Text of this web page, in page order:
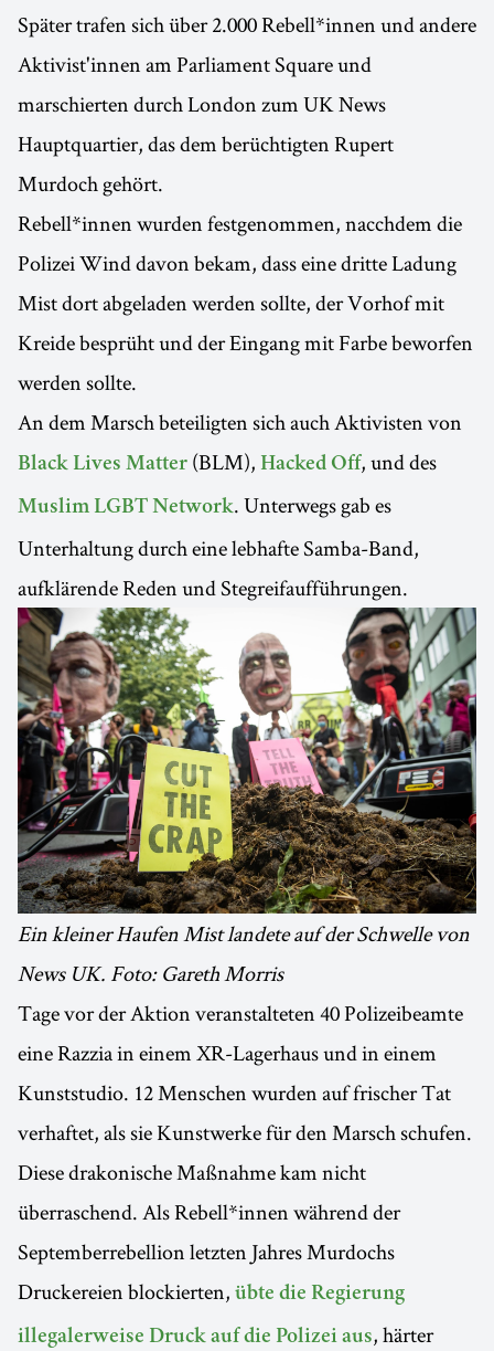
Später trafen sich über 2.000 Rebell*innen und andere
Aktivist'innen am Parliament Square und
marschierten durch London zum UK News
Hauptquartier, das dem berüchtigten Rupert
Murdoch gehört.
Rebell*innen wurden festgenommen, nacchdem die
Polizei Wind davon bekam, dass eine dritte Ladung
Mist dort abgeladen werden sollte, der Vorhof mit
Kreide besprüht und der Eingang mit Farbe beworfen
werden sollte.
An dem Marsch beteiligten sich auch Aktivisten von
Black Lives Matter (BLM), Hacked Off, und des
Muslim LGBT Network. Unterwegs gab es
Unterhaltung durch eine lebhafte Samba-Band,
aufklärende Reden und Stegreifaufführungen.
Ein kleiner Haufen Mist landete auf der Schwelle von
News UK. Foto: Gareth Morris
Tage vor der Aktion veranstalteten 40 Polizeibeamte
eine Razzia in einem XR-Lagerhaus und in einem
Kunststudio. 12 Menschen wurden auf frischer Tat
verhaftet, als sie Kunstwerke für den Marsch schufen.
Diese drakonische Maßnahme kam nicht
überraschend. Als Rebell*innen während der
Septemberrebellion letzten Jahres Murdochs
Druckereien blockierten, übte die Regierung
illegalerweise Druck auf die Polizei aus, härter